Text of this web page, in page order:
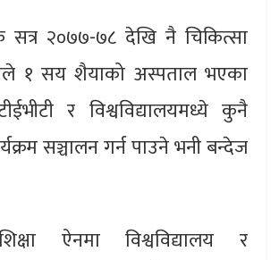
सत्र २०७७-७८ देखि नै चिकित्सा
१ सय शैयाको अस्पताल भएका
र विश्वविद्यालयमध्ये कुनै
सञ्चालन गर्न पाउने भनी बन्देज
ऐनमा विश्वविद्यालय र